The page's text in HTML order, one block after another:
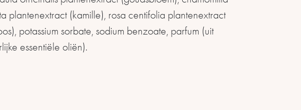
plantenextract (kamille), rosa centifolia plantenextract
potassium sorbate, sodium benzoate, parfum (uit
essentiële oliën).